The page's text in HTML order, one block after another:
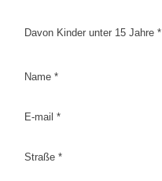
Davon Kinder unter 15 Jahre *
Name *
E-mail *
Straße *